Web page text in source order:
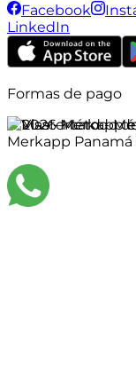
Facebook
LinkedIn
Formas de pago
©2026Merkapp
Merkapp Panamá